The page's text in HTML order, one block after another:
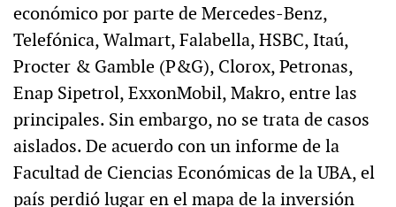
económico por parte de Mercedes-Benz,
Telefónica, Walmart, Falabella, HSBC, Itaú,
Procter & Gamble (P&G), Clorox, Petronas,
Enap Sipetrol, ExxonMobil, Makro, entre las
principales. Sin embargo, no se trata de casos
aislados. De acuerdo con un informe de la
Facultad de Ciencias Económicas de la UBA, el
país perdió lugar en el mapa de la inversión